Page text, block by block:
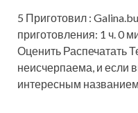
5 Приготовил :
приготовления: 1 ч. 0
Оценить Распечатать
неисчерпаема, и если
интересным